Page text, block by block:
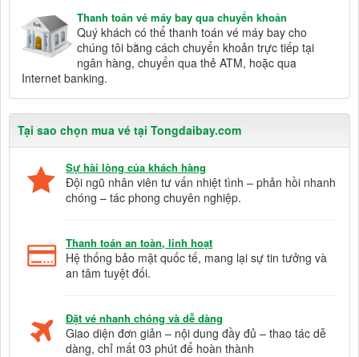
Thanh toán vé máy bay qua chuyển khoản
Quý khách có thể thanh toán vé máy bay cho
chúng tôi bằng cách chuyển khoản trực tiếp tại
ngân hàng, chuyển qua thẻ ATM, hoặc qua
Internet banking.
Tại sao chọn mua vé tại Tongdaibay.com
Sự hài lòng của khách hàng
Đội ngũ nhân viên tư vấn nhiệt tình – phản hồi nhanh
chóng – tác phong chuyên nghiệp.
Thanh toán an toàn, linh hoạt
Hệ thống bảo mật quốc tế, mang lại sự tin tưởng và
an tâm tuyệt đối.
Đặt vé nhanh chóng và dễ dàng
Giao diện đơn giản – nội dung đầy đủ – thao tác dễ
dàng, chỉ mất 03 phút để hoàn thành